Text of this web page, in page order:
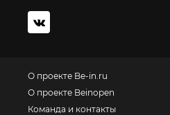
О проекте Be-in.ru
О проекте Beinopen
Команда и контакты